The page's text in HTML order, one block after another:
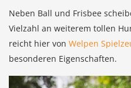
Neben Ball und Frisbee
Vielzahl an weiterem tollen
reicht hier von Welpen
besonderen Eigenschaften.